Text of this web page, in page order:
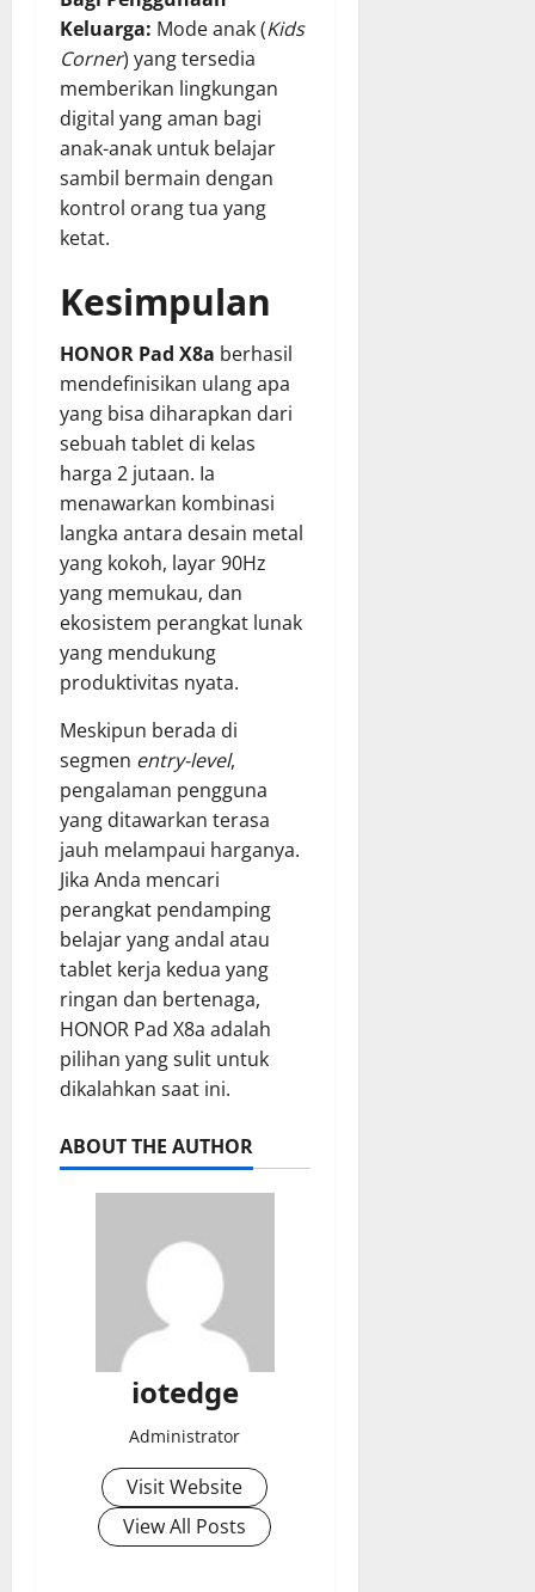
Keluarga: Mode anak (Kids
Corner) yang tersedia
memberikan lingkungan
digital yang aman bagi
anak-anak untuk belajar
sambil bermain dengan
kontrol orang tua yang
ketat.
Kesimpulan
HONOR Pad X8a berhasil
mendefinisikan ulang apa
yang bisa diharapkan dari
sebuah tablet di kelas
harga 2 jutaan. Ia
menawarkan kombinasi
langka antara desain metal
yang kokoh, layar 90Hz
yang memukau, dan
ekosistem perangkat lunak
yang mendukung
produktivitas nyata.
Meskipun berada di
segmen entry-level,
pengalaman pengguna
yang ditawarkan terasa
jauh melampaui harganya.
Jika Anda mencari
perangkat pendamping
belajar yang andal atau
tablet kerja kedua yang
ringan dan bertenaga,
HONOR Pad X8a adalah
pilihan yang sulit untuk
dikalahkan saat ini.
ABOUT THE AUTHOR
iotedge
Administrator
Visit Website
View All Posts